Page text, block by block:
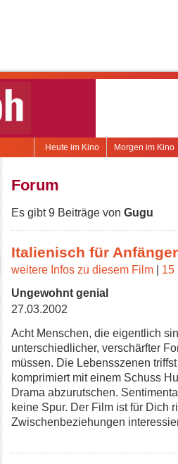
Morgen im Kino
Heute im Kino
Forum
Es gibt 9 Beiträge von Gugu
Italienisch für Anfänger
weitere Infos zu diesem Film | 15
Ungewohnt genial
27.03.2002
Acht Menschen, die eigentlich
unterschiedlicher, verschärfter
müssen. Die Lebensszenen
komprimiert mit einem Schuss
Drama abzurutschen.
keine Spur. Der Film ist für Dich
Zwischenbeziehungen